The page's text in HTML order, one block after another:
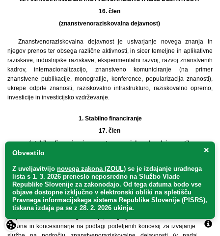
16. člen
(znanstvenoraziskovalna dejavnost)
Znanstvenoraziskovalna dejavnost je ustvarjanje novega znanja in
njegov prenos ter obsega različne aktivnosti, in sicer temeljne in aplikativne
raziskave, industrijske raziskave, eksperimentalni razvoj, razvoj znanstvenih
kadrov, internacionalizacijo, znanstveno komuniciranje (na primer
znanstvene publikacije, monografije, konference, popularizacija znanosti),
ukrepe odprte znanosti, raziskovalno infrastrukturo, raziskovalno opremo,
investicije in investicijsko vzdrževanje.
1. Stabilno financiranje
17. člen
(stabilno financiranje znanstvenoraziskovalne dejavnosti)
(v nadaljnjem besedilu: S-ZRD) sestavljajo sredstva za institucionalni steber
financiranja (v nadaljnjem besedilu: ISF), sredstva za programski steber
financiranja (v nadaljnjem besedilu: PSF), sredstva za razvojni steber
financiranja (v nadaljnjem besedilu: RSF) in sredstva za programe
nacionalnih raziskav (v nadaljnjem besedilu: PNR), ki so kot skupna sredstva
zakona in koncesionarje na podlagi podeljenih koncesij za izvajanje javne
×
Obvestilo
Z uveljavitvijo novega zakona (ZOUL) se je izdajanje uradnega
lista s 1. 3. 2026 preneslo neposredno na Službo Vlade
Republike Slovenije za zakonodajo. Od tega datuma bodo vse
objave dostopne izključno v elektronski obliki na spletišču
Pravnega informacijskega sistema Republike Slovenije (PISRS),
tiskana izdaja pa se z 28. 2. 2026 ukinja.